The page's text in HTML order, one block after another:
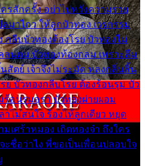
รสักครั้ง อย่าไปหวังความรวย
มาไกว ให้ลูกบัวทอง เวรกรรม
กลีบบัวทองต้องโรย บัวทองไม่
ลนตม บัวทองท้องกลม เพราะลืม
ตย์ เจ้าจึงไม่ระมัด หลงกลิ่นลิ้น
ย บัวทองกลีบโรย ต้องร้อนรุม บัว
อนรุมอุรา บัวทองผ่ายผอม
ไม่สนใจ ร้องไห้ลูกเดียว หยุด
เศร้าหมอง เถิดทองจ๋า ถึงใคร
ะชื่อว่าไง พี่ขอเป็นเพื่อนปลอบใจ